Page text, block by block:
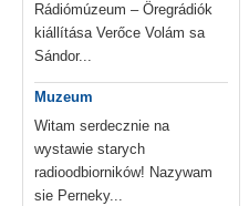
Rádiómúzeum – Öregrádiók
kiállítása Verőce Volám sa
Sándor...
Muzeum
Witam serdecznie na
wystawie starych
radioodbiorników! Nazywam
sie Perneky...